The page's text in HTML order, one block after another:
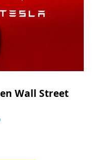
Wall Street